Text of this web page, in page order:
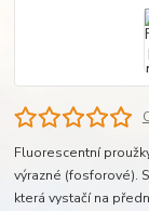
Fluorescentní
výrazné (fosforové).
která vystačí na